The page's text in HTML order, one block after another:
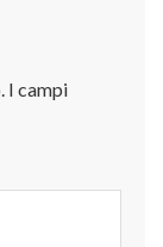
I campi